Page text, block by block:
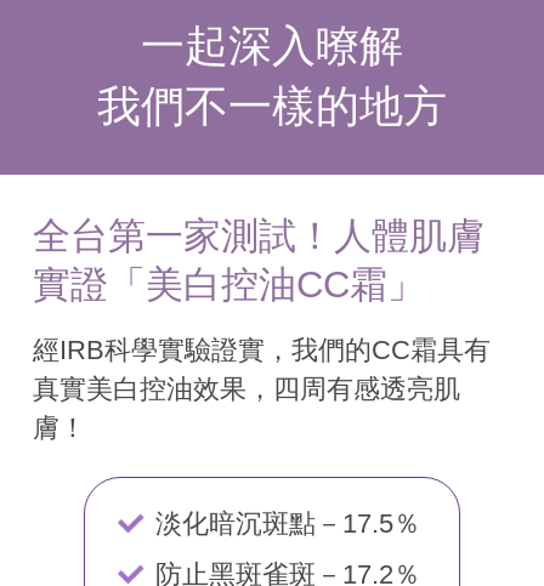
一起深入暸解
我們不一樣的地方
全台第一家測試！ 人體肌膚
實證「美白控油CC霜」
經IRB科學實驗證實， 我們的CC霜具有
真實美白控油效果，四周有感透亮肌
膚！
淡化暗沉斑點－17.5％
防止黑斑雀斑－17.2％